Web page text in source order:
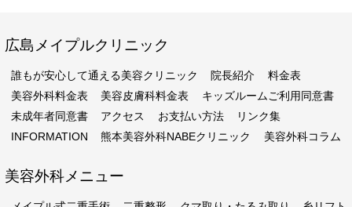
広島メイプルクリニック
誰もが安心して通える美容クリニック 院長紹介
料金表
美容外科料金表
美容皮膚科料金表
キッズルームご利用同意書
未成年者同意書
アクセス お支払い方法
リンク集
INFORMATION
熊本美容外科NABEクリニック 美容外科コラム
美容外科メニュー